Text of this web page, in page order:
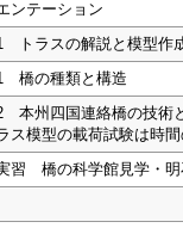
ンテーション
トラスの解説と模型作
橋の種類と構造
本州四国連絡橋の技術
ス模型の載荷試験は時
習 橋の科学館見学・明